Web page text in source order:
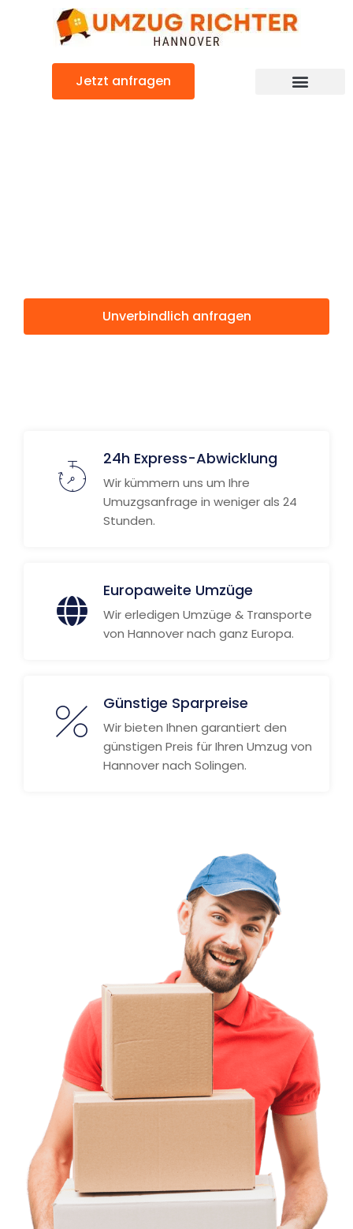
Jetzt anfragen
Unverbindlich anfragen
24h Express-Abwicklung
Wir kümmern uns um Ihre
Umuzgsanfrage in weniger als 24
Stunden.
Europaweite Umzüge
Wir erledigen Umzüge & Transporte
von Hannover nach ganz Europa.
Günstige Sparpreise
Wir bieten Ihnen garantiert den
günstigen Preis für Ihren Umzug von
Hannover nach Solingen.